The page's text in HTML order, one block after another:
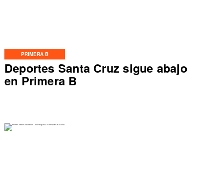
PRIMERA B
Deportes Santa Cruz sigue abajo
en Primera B